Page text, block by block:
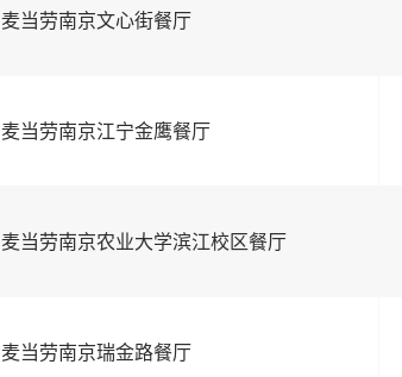
麦当劳南京文心街餐厅
麦当劳南京江宁金鹰餐厅
麦当劳南京农业大学滨江校区餐厅
麦当劳南京瑞金路餐厅